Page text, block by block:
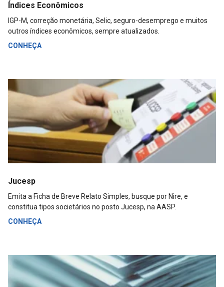
Índices Econômicos
IGP-M, correção monetária, Selic, seguro-desemprego e muitos
outros índices econômicos, sempre atualizados.
CONHEÇA
Jucesp
Emita a Ficha de Breve Relato Simples, busque por Nire, e
constitua tipos societários no posto Jucesp, na AASP.
CONHEÇA